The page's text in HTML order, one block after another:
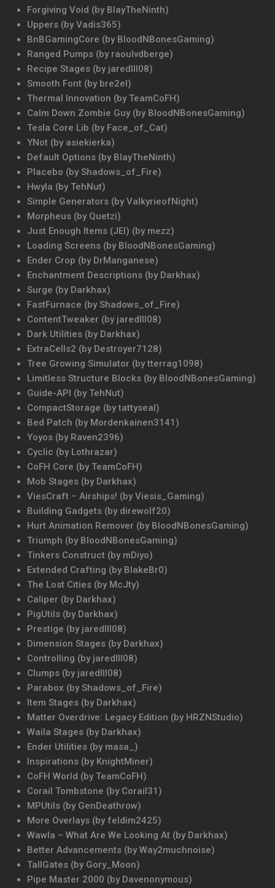
Forgiving Void (by BlayTheNinth)
Uppers (by Vadis365)
BnBGamingCore (by BloodNBonesGaming)
Ranged Pumps (by raoulvdberge)
Recipe Stages (by jaredlll08)
Smooth Font (by bre2el)
Thermal Innovation (by TeamCoFH)
Calm Down Zombie Guy (by BloodNBonesGaming)
Tesla Core Lib (by Face_of_Cat)
YNot (by asiekierka)
Default Options (by BlayTheNinth)
Placebo (by Shadows_of_Fire)
Hwyla (by TehNut)
Simple Generators (by ValkyrieofNight)
Morpheus (by Quetzi)
Just Enough Items (JEI) (by mezz)
Loading Screens (by BloodNBonesGaming)
Ender Crop (by DrManganese)
Enchantment Descriptions (by Darkhax)
Surge (by Darkhax)
FastFurnace (by Shadows_of_Fire)
ContentTweaker (by jaredlll08)
Dark Utilities (by Darkhax)
ExtraCells2 (by Destroyer7128)
Tree Growing Simulator (by tterrag1098)
Limitless Structure Blocks (by BloodNBonesGaming)
Guide-API (by TehNut)
CompactStorage (by tattyseal)
Bed Patch (by Mordenkainen3141)
Yoyos (by Raven2396)
Cyclic (by Lothrazar)
CoFH Core (by TeamCoFH)
Mob Stages (by Darkhax)
ViesCraft – Airships! (by Viesis_Gaming)
Building Gadgets (by direwolf20)
Hurt Animation Remover (by BloodNBonesGaming)
Triumph (by BloodNBonesGaming)
Tinkers Construct (by mDiyo)
Extended Crafting (by BlakeBr0)
The Lost Cities (by McJty)
Caliper (by Darkhax)
PigUtils (by Darkhax)
Prestige (by jaredlll08)
Dimension Stages (by Darkhax)
Controlling (by jaredlll08)
Clumps (by jaredlll08)
Parabox (by Shadows_of_Fire)
Item Stages (by Darkhax)
Matter Overdrive: Legacy Edition (by HRZNStudio)
Waila Stages (by Darkhax)
Ender Utilities (by masa_)
Inspirations (by KnightMiner)
CoFH World (by TeamCoFH)
Corail Tombstone (by Corail31)
MPUtils (by GenDeathrow)
More Overlays (by feldim2425)
Wawla – What Are We Looking At (by Darkhax)
Better Advancements (by Way2muchnoise)
TallGates (by Gory_Moon)
Pipe Master 2000 (by Davenonymous)